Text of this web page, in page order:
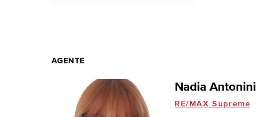
AGENTE
Nadia Antonini
RE/MAX Supreme